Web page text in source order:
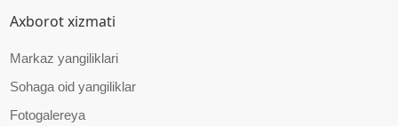
Axborot xizmati
Markaz yangiliklari
Sohaga oid yangiliklar
Fotogalereya